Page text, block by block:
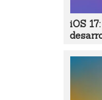
iOS